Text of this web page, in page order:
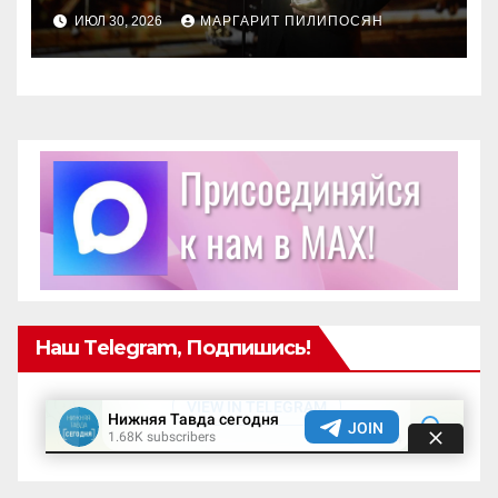
награду Знание.Премия
ИЮЛ 30, 2026 МАРГАРИТ ПИЛИПОСЯН
Наш Telegram, Подпишись!